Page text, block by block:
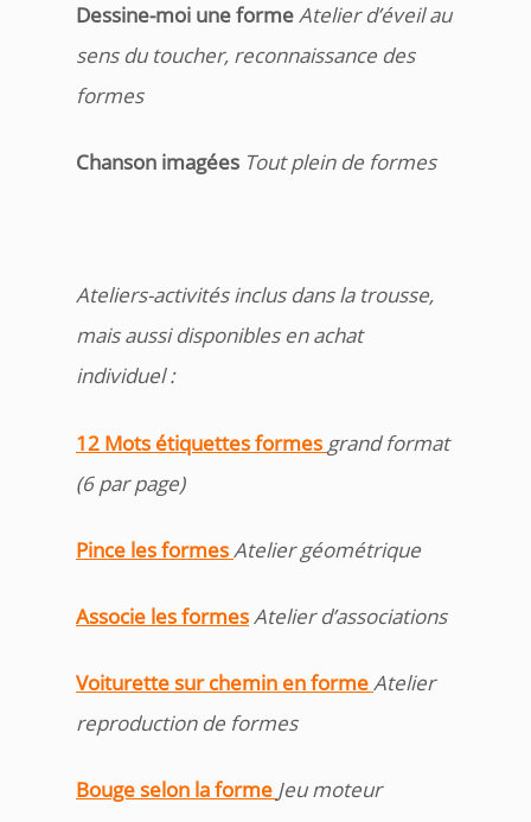
Dessine-moi une formeAtelier d’éveil au
sens du toucher, reconnaissance des
formes
Chanson imagées Tout plein de formes
Ateliers-activités inclus dans la trousse,
mais aussi disponibles en achat
individuel :
12 Mots étiquettes formes grand format
(6 par page)
Pince les formes Atelier géométrique
Associe les formesAtelier d’associations
Voiturette sur chemin en formeAtelier
reproduction de formes
Bouge selon la forme Jeu moteur